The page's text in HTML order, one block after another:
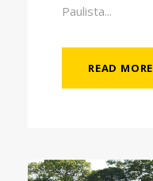
Paulista...
READ MORE